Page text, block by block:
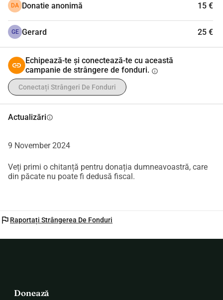
DA Donatie anonimă 15 €
GE Gerard 25 €
Echipează-te și conectează-te cu această
campanie de strângere de fonduri. info
Conectați Strângeri De Fonduri
Actualizăriinfo
9 November 2024
Veți primi o chitanță pentru donația dumneavoastră, care
din păcate nu poate fi dedusă fiscal.
flag Raportați Strângerea De Fonduri
Donează